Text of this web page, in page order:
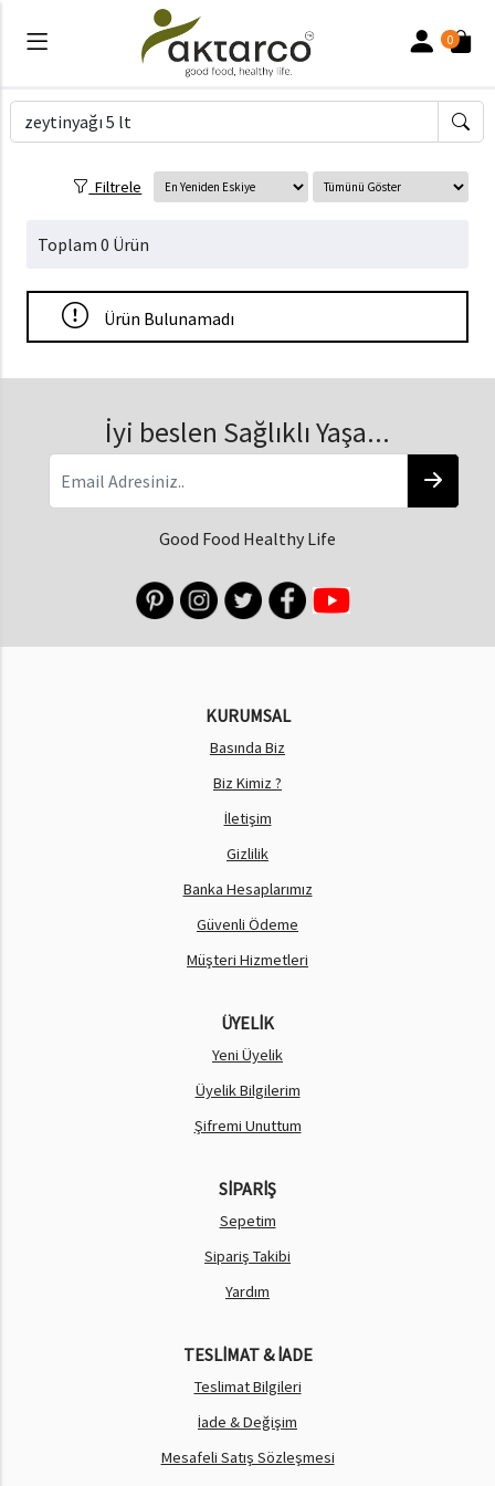
0
Filtrele
Toplam 0 Ürün
Ürün Bulunamadı
İyi beslen Sağlıklı Yaşa...
Good Food Healthy Life
KURUMSAL
Basında Biz
Biz Kimiz ?
İletişim
Gizlilik
Banka Hesaplarımız
Güvenli Ödeme
Müşteri Hizmetleri
ÜYELİK
Yeni Üyelik
Üyelik Bilgilerim
Şifremi Unuttum
SİPARİŞ
Sepetim
Sipariş Takibi
Yardım
TESLİMAT & İADE
Teslimat Bilgileri
İade & Değişim
Mesafeli Satış Sözleşmesi